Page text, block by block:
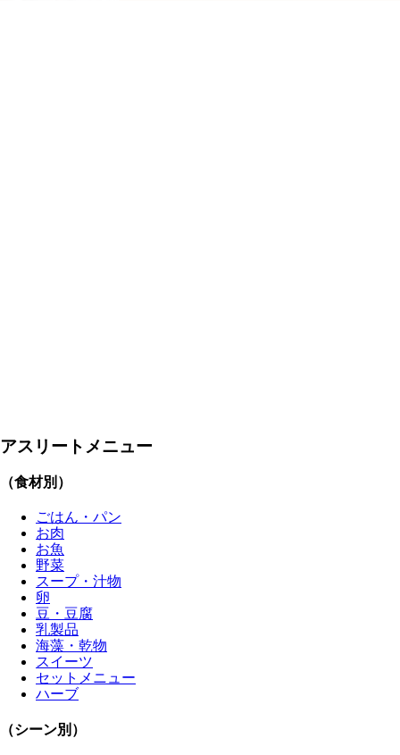
アスリートメニュー
（食材別）
ごはん・パン
お肉
お魚
野菜
スープ・汁物
卵
豆・豆腐
乳製品
海藻・乾物
スイーツ
セットメニュー
ハーブ
（シーン別）